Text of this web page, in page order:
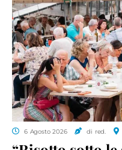
6 Agosto 2026 di red.